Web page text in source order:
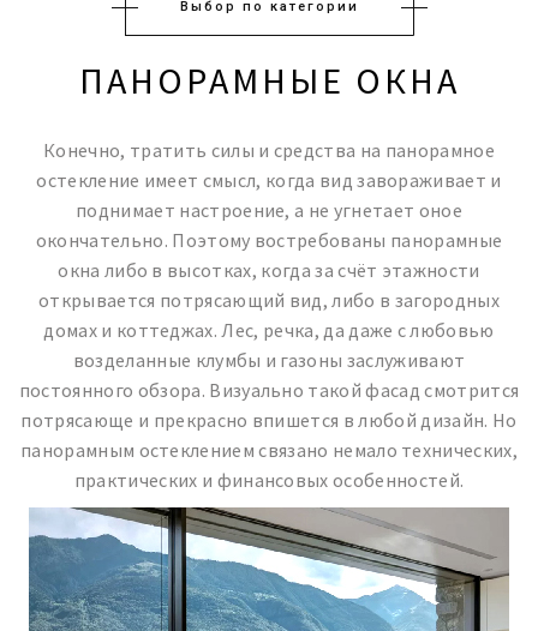
Выбор по категории
ПАНОРАМНЫЕ ОКНА
Конечно, тратить силы и средства на панорамное
остекление имеет смысл, когда вид завораживает и
поднимает настроение, а не угнетает оное
окончательно. Поэтому востребованы панорамные
окна либо в высотках, когда за счёт этажности
открывается потрясающий вид, либо в загородных
домах и коттеджах. Лес, речка, да даже с любовью
возделанные клумбы и газоны заслуживают
постоянного обзора. Визуально такой фасад смотрится
потрясающе и прекрасно впишется в любой дизайн. Но
панорамным остеклением связано немало технических,
практических и финансовых особенностей.